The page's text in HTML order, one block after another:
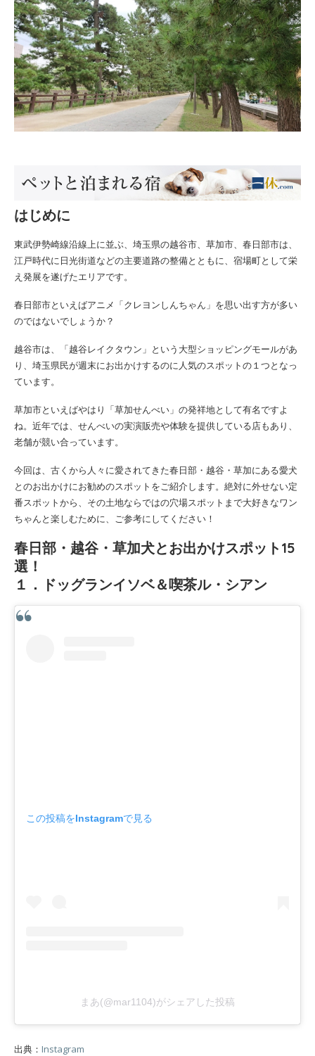
はじめに
東武伊勢崎線沿線上に並ぶ、埼玉県の越谷市、草加市、春日部市は、
江戸時代に日光街道などの主要道路の整備とともに、宿場町として栄
え発展を遂げたエリアです。
春日部市といえばアニメ「クレヨンしんちゃん」を思い出す方が多い
のではないでしょうか？
越谷市は、「越谷レイクタウン」という大型ショッピングモールがあ
り、埼玉県民が週末にお出かけするのに人気のスポットの１つとなっ
ています。
草加市といえばやはり「草加せんべい」の発祥地として有名ですよ
ね。近年では、せんべいの実演販売や体験を提供している店もあり、
老舗が競い合っています。
今回は、古くから人々に愛されてきた春日部・越谷・草加にある愛犬
とのお出かけにお勧めのスポットをご紹介します。絶対に外せない定
番スポットから、その土地ならではの穴場スポットまで大好きなワン
ちゃんと楽しむために、ご参考にしてください！
春日部・越谷・草加犬とお出かけスポット15
選！
１．ドッグランイソベ＆喫茶ル・シアン
この投稿をInstagramで見る
まあ(@mar1104)がシェアした投稿
出典： Instagram